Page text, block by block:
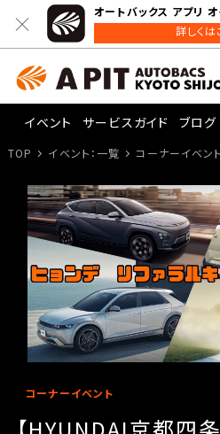
オートバックス アプリ
詳しくは
イベント
サービスガイド ブログ
TOP イベント：一覧 コーナーイベント
コーナーイベント